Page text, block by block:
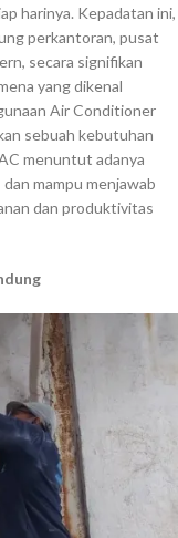
harinya. Kepadatan ini,
perkantoran, pusat
secara signifikan
yang dikenal
Air Conditioner
sebuah kebutuhan
menuntut adanya
mampu menjawab
dan produktivitas